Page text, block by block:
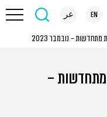
EN عر
– נובמבר 2023
מתחדשות –